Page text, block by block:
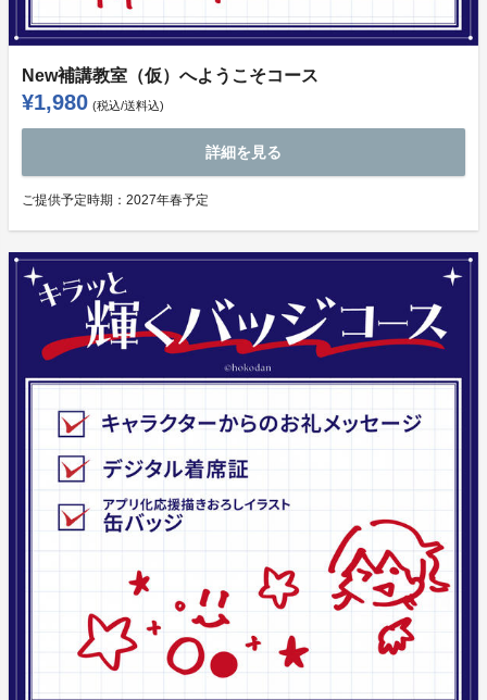
New補講教室（仮）へようこそコース
¥1,980 (税込/送料込)
詳細を見る
ご提供予定時期： 2027年春予定